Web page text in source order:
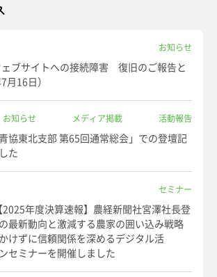
お知らせ
ェブサイトへの接続障害 復旧のご報告と
月16日）
お知らせ メディア掲載 活動報告
協東北支部 第65回通常総会」での登壇記
た
セミナー
年度決算速報】農経新聞社宮澤社長登
最新動向と激減する農家の囲い込み戦略
けずに信頼関係を深めるデジタル活
セミナーを開催しました